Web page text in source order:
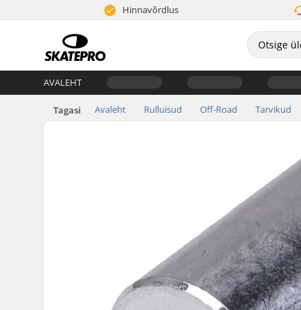
Hinnavõrdlus
AVALEHT
Tagasi Avaleht Rulluisud Off-Road Tarvikud